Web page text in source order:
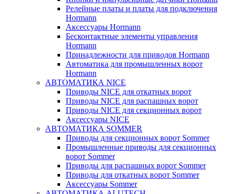
Релейные платы и платы для подключения
Hormann
Аксессуары Hormann
Бесконтактные элементы управления
Hormann
Принадлежности для приводов Hormann
Автоматика для промышленных ворот
Hormann
АВТОМАТИКА NICE
Приводы NICE для откатных ворот
Приводы NICE для распашных ворот
Приводы NICE для секционных ворот
Аксессуары NICE
АВТОМАТИКА SOMMER
Приводы для секционных ворот Sommer
Промышленные приводы для секционных
ворот Sommer
Приводы для распашных ворот Sommer
Приводы для откатных ворот Sommer
Аксессуары Sommer